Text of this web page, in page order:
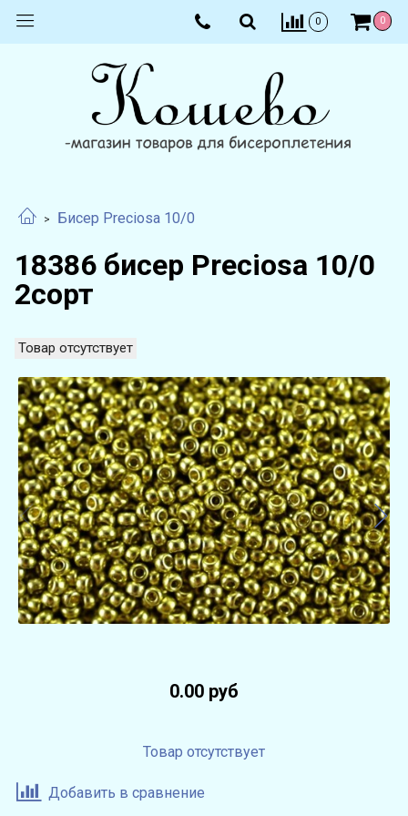
0 0
Бисер Preciosa 10/0
18386 бисер Preciosa 10/0
2сорт
Товар отсутствует
0.00 руб
Товар отсутствует
Добавить в сравнение